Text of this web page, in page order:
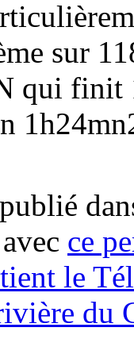
sur
qui finit
ce
le
du